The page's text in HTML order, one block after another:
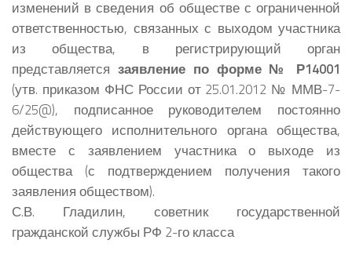
изменений в сведения об обществе с ограниченной
ответственностью, связанных с выходом участника
из общества, в регистрирующий орган
представляется заявление по форме № Р14001
(утв. приказом ФНС России от 25.01.2012 № ММВ-7-
6/25@), подписанное руководителем постоянно
действующего исполнительного органа общества,
вместе с заявлением участника о выходе из
общества (с подтверждением получения такого
заявления обществом).
С.В. Гладилин, советник государственной
гражданской службы РФ 2-го класса